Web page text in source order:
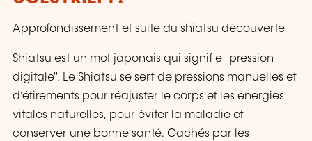
Approfondissement et suite du shiatsu découverte
Shiatsu est un mot japonais qui signifie "pression
digitale". Le Shiatsu se sert de pressions manuelles et
d’étirements pour réajuster le corps et les énergies
vitales naturelles, pour éviter la maladie et
conserver une bonne santé. Cachés par les